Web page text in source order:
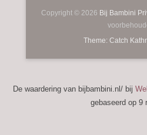
Copyright © 2026 Bij Bambini
Theme: Catch
De waardering van bijbambini.nl/ bij
gebaseerd op 9